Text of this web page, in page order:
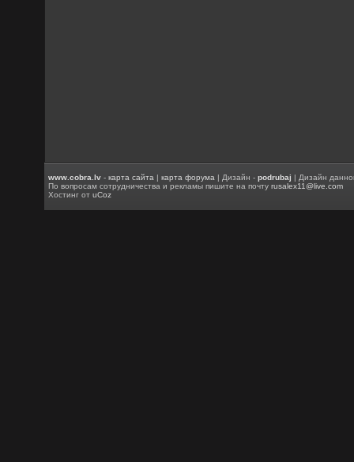
www.cobra.lv -карта сайта |карта форума | Дизайн -podrubaj | Дизайн
По вопросам сотрудничества и рекламы пишите на почтуrusalex11@live.com
Хостинг отuCoz